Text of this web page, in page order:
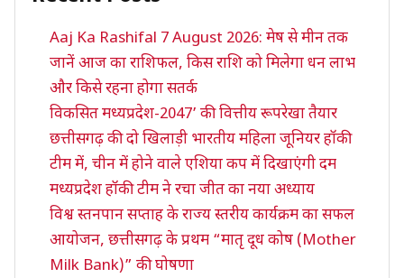
Aaj Ka Rashifal 7 August 2026: मेष से मीन तक
जानें आज का राशिफल, किस राशि को मिलेगा धन लाभ
और किसे रहना होगा सतर्क
विकसित मध्यप्रदेश-2047’ की वित्तीय रूपरेखा तैयार
छत्तीसगढ़ की दो खिलाड़ी भारतीय महिला जूनियर हॉकी
टीम में, चीन में होने वाले एशिया कप में दिखाएंगी दम
मध्यप्रदेश हॉकी टीम ने रचा जीत का नया अध्याय
विश्व स्तनपान सप्ताह के राज्य स्तरीय कार्यक्रम का सफल
आयोजन, छत्तीसगढ़ के प्रथम “मातृ दूध कोष (Mother
Milk Bank)” की घोषणा